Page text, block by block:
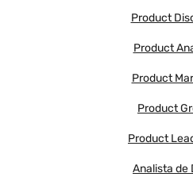
Product
Product
Product
Product
Product
Analista de